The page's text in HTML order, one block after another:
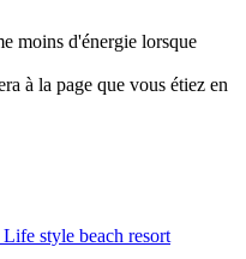
moins d'énergie lorsque
à la page que vous étiez en
style beach resort